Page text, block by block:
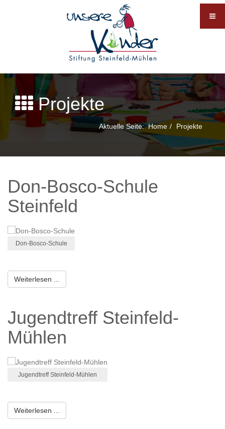
Projekte
Aktuelle Seite:Home Projekte
Don-Bosco-Schule
Steinfeld
Don-Bosco-Schule
Weiterlesen ...
Jugendtreff Steinfeld-
Mühlen
Jugendtreff Steinfeld-Mühlen
Weiterlesen ...